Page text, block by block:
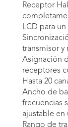
Receptor
LCD para
transmisor
Asignación
receptores
Hasta 20
Ancho de
frecuencias
ajustable en
Rango de